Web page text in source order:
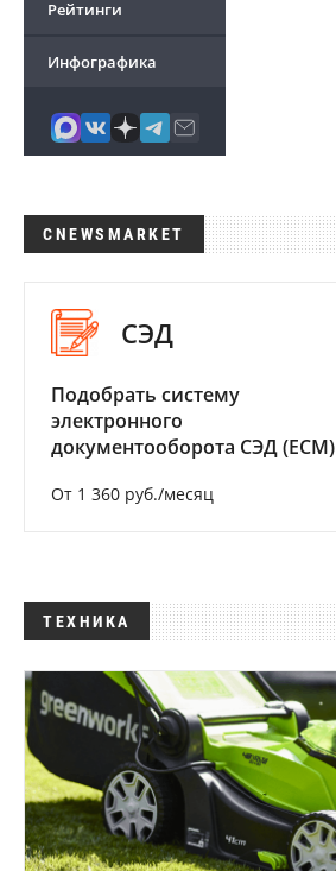
Рейтинги
Инфографика
CNEWSMARKET
СЭД
Подобрать систему
электронного
документооборота СЭД (ECM)
От 1 360 руб./месяц
ТЕХНИКА